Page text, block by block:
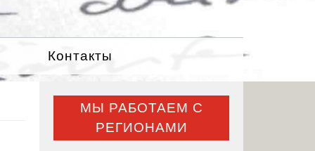
Контакты
МЫ РАБОТАЕМ С
РЕГИОНАМИ